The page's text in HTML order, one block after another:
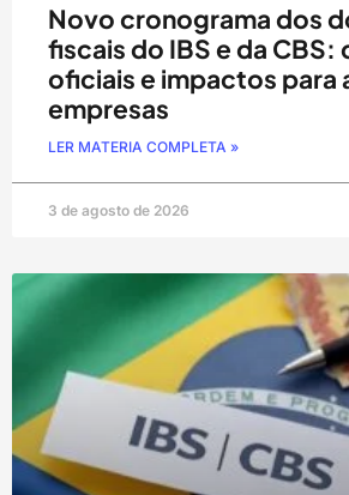
Novo cronograma dos
fiscais do IBS e da CBS:
oficiais e impactos para
empresas
LER MATERIA COMPLETA »
3 de agosto de 2026